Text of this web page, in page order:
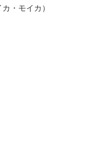
・モイカ）